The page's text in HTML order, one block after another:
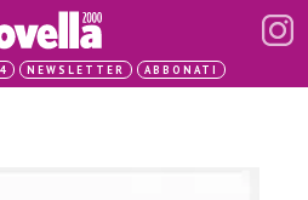
NEWSLETTER ABBONATI